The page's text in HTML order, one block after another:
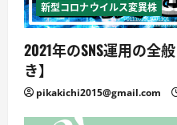
新型コロナウイルス変異株
2021年のSNS運用の全
き】
pikakichi2015@gmail.com